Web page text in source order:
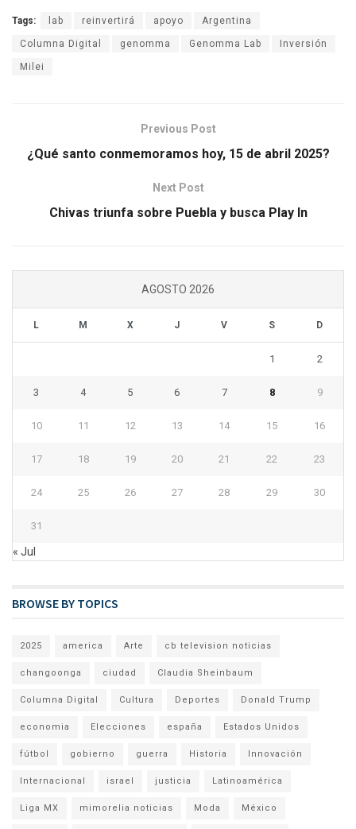
Tags: lab reinvertirá apoyo Argentina
Columna Digital genomma Genomma Lab Inversión
Milei
Previous Post
¿Qué santo conmemoramos hoy, 15 de abril 2025?
Next Post
Chivas triunfa sobre Puebla y busca Play In
AGOSTO 2026
L M X J V S D
1 2
3 4 5 6 7 8 9
10 11 12 13 14 15 16
17 18 19 20 21 22 23
24 25 26 27 28 29 30
31
« Jul
BROWSE BY TOPICS
2025 america Arte cb television noticias
changoonga ciudad Claudia Sheinbaum
Columna Digital Cultura Deportes Donald Trump
economia Elecciones españa Estados Unidos
fútbol gobierno guerra Historia Innovación
Internacional israel justicia Latinoamérica
Liga MX mimorelia noticias Moda México